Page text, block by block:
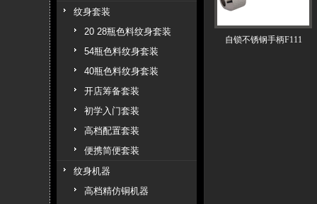
纹身套装
20 28瓶色料纹身套装
54瓶色料纹身套装
40瓶色料纹身套装
开店筹备套装
初学入门套装
高档配置套装
便携简便套装
纹身机器
高档精仿铜机器
自锁不锈钢手柄F111